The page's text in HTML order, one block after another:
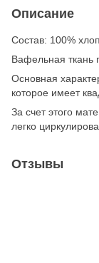
Описание
Состав: 100%
Вафельная ткань
Основная
которое имеет
За счет этого
легко
Отзывы